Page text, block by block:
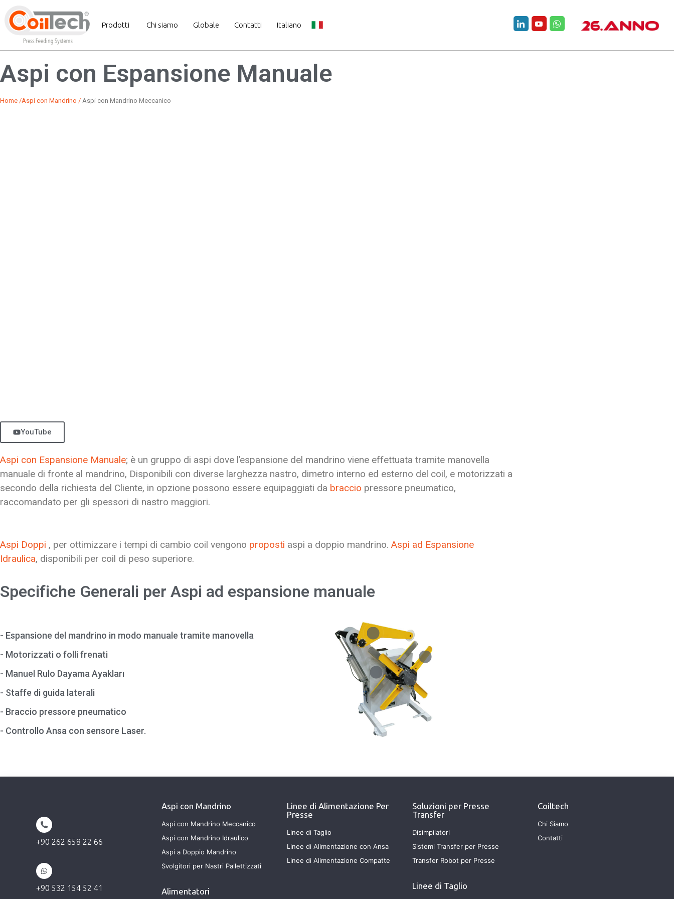
Prodotti Chi siamo Globale Contatti Italiano
Aspi con Espansione Manuale
Home /Aspi con Mandrino / Aspi con Mandrino Meccanico
YouTube
Aspi con Espansione Manuale; è un gruppo di aspi dove l’espansione del mandrino viene effettuata tramite manovella
manuale di fronte al mandrino, Disponibili con diverse larghezza nastro, dimetro interno ed esterno del coil, e motorizzati a
secondo della richiesta del Cliente, in opzione possono essere equipaggiati da braccio pressore pneumatico,
raccomandato per gli spessori di nastro maggiori.
Aspi Doppi , per ottimizzare i tempi di cambio coil vengono proposti aspi a doppio mandrino. Aspi ad Espansione
Idraulica, disponibili per coil di peso superiore.
Specifiche Generali per Aspi ad espansione manuale
- Espansione del mandrino in modo manuale tramite manovella
- Motorizzati o folli frenati
- Manuel Rulo Dayama Ayakları
- Staffe di guida laterali
- Braccio pressore pneumatico
- Controllo Ansa con sensore Laser.
+90 262 658 22 66
+90 532 154 52 41
Aspi con Mandrino
Aspi con Mandrino Meccanico
Aspi con Mandrino Idraulico
Aspi a Doppio Mandrino
Svolgitori per Nastri Pallettizzati
Alimentatori
Linee di Alimentazione Per
Presse
Linee di Taglio
Linee di Alimentazione con Ansa
Linee di Alimentazione Compatte
Soluzioni per Presse
Transfer
Disimpilatori
Sistemi Transfer per Presse
Transfer Robot per Presse
Linee di Taglio
Coiltech
Chi Siamo
Contatti